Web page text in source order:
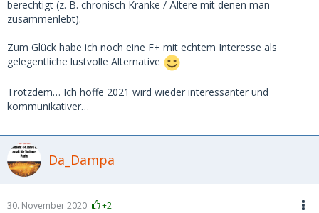
berechtigt (z. B. chronisch Kranke / Ältere mit denen man
zusammenlebt).
Zum Glück habe ich noch eine F+ mit echtem Interesse als
gelegentliche lustvolle Alternative
Trotzdem… Ich hoffe 2021 wird wieder interessanter und
kommunikativer…
Da_Dampa
30. November 2020 +2